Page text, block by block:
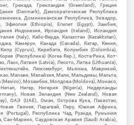
Гренада, Гренландия (Greenland), Греция
(Denmark), Демократическая Республика
Доминиканская Республика, Эквадор,
Эфиопия (Ethiopia), Египет (Egypt), Замбия,
Индонезия, Ирландия (Ireland), Исландия
(Italy), Кабо-Верде, Казахстан (Kazakhstan),
Камерун, Канада (Canada), Катар, Кения,
(Cyprus), Кирибати, Колумбия (Colombia),
(Республика) (Korea Rep.), Коста-Рика, Кот-
Лаос, Латвия (Latvia), Лесото, Литва (Lithuania),
Люксембург, Мьянма, Маврикий,
Малави, Малайзия, Мали, Мальдивы, Мальта,
Мозамбик, Молдова (Moldova), Монако,
Нигер, Нигерия (Nigeria), Нидерланды
Новая Зеландия (New Zealand), Новая
ОАЭ (UAE), Оман, Острова Кука, Пакистан,
Гвинея, Парагвай, Перу, Южная Африка,
(Portugal), Республика Чад, Руанда, Румыния
Сан-Марино, Саудовская Аравия (Saudi Arabia),